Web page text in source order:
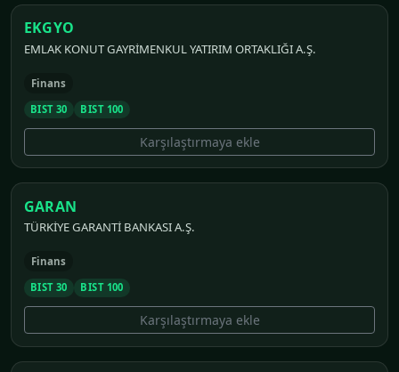
EKGYO
EMLAK KONUT GAYRİMENKUL YATIRIM ORTAKLIĞI A.Ş.
Finans
BIST 30
BIST 100
Karşılaştırmaya ekle
GARAN
TÜRKİYE GARANTİ BANKASI A.Ş.
Finans
BIST 30
BIST 100
Karşılaştırmaya ekle